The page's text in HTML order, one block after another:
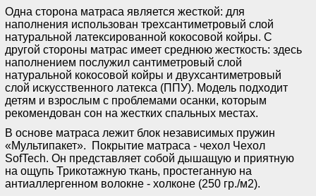
Одна сторона матраса является жесткой: для
наполнения использован трехсантиметровый слой
натуральной латексированной кокосовой койры. С
другой стороны матрас имеет среднюю жесткость: здесь
наполнением послужил сантиметровый слой
натуральной кокосовой койры и двухсантиметровый
слой искусственного латекса (ППУ). Модель подходит
детям и взрослым с проблемами осанки, которым
рекомендован сон на жестких спальных местах.
В основе матраса лежит блок независимых пружин
«Мультипакет». Покрытие матраса - чехол Чехол
SofTech. Он представляет собой дышащую и приятную
на ощупь Трикотажную ткань, простеганную на
антиаллергенном волокне - холконе (250 гр./м2).